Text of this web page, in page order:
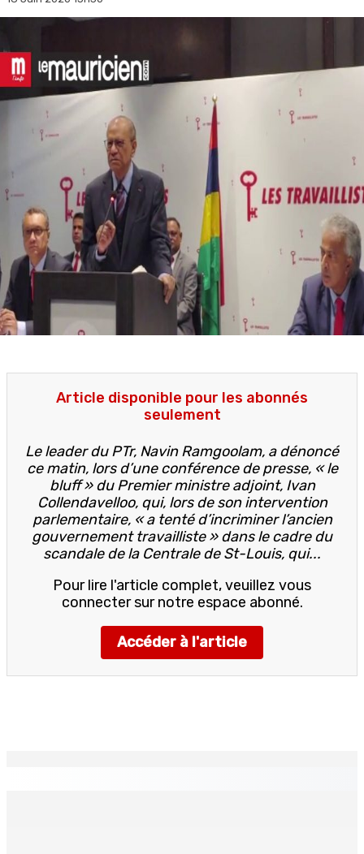
Article disponible pour les abonnés
seulement
Le leader du PTr, Navin Ramgoolam, a dénoncé
ce matin, lors d’une conférence de presse, « le
bluff » du Premier ministre adjoint, Ivan
Collendavelloo, qui, lors de son intervention
parlementaire, « a tenté d’incriminer l’ancien
gouvernement travailliste » dans le cadre du
scandale de la Centrale de St-Louis, qui...
Pour lire l'article complet, veuillez vous
connecter sur notre espace abonné.
Accéder à l'article